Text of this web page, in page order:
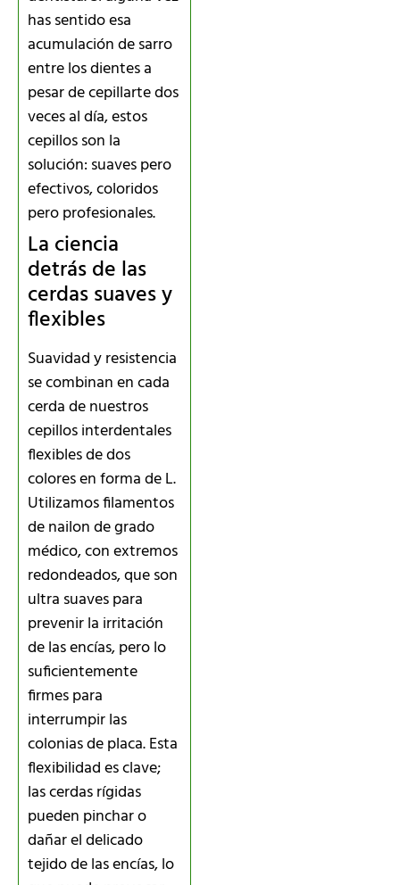
has sentido esa
acumulación de sarro
entre los dientes a
pesar de cepillarte dos
veces al día, estos
cepillos son la
solución: suaves pero
efectivos, coloridos
pero profesionales.
La ciencia
detrás de las
cerdas suaves y
flexibles
Suavidad y resistencia
se combinan en cada
cerda de nuestros
cepillos interdentales
flexibles de dos
colores en forma de L.
Utilizamos filamentos
de nailon de grado
médico, con extremos
redondeados, que son
ultra suaves para
prevenir la irritación
de las encías, pero lo
suficientemente
firmes para
interrumpir las
colonias de placa. Esta
flexibilidad es clave;
las cerdas rígidas
pueden pinchar o
dañar el delicado
tejido de las encías, lo